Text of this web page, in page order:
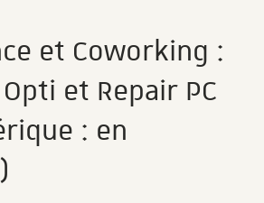
et Coworking :
et Repair PC
: en